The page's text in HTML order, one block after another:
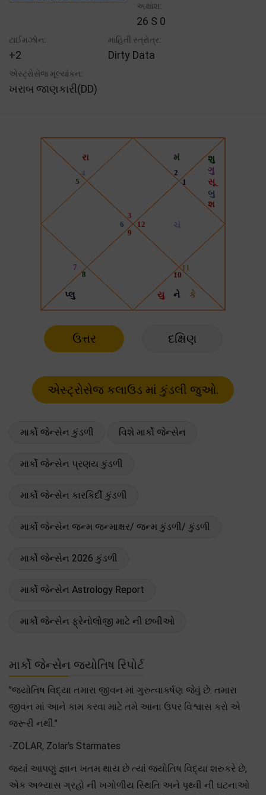
અક્ષાંશ:
26 S 0
ટાઈમઝોન:
+2
માહિતી સ્ત્રોત્ર:
Dirty Data
એસ્ટ્રોસેજ મૂલ્યાંકન:
ખરાબ જાણકારી(DD)
ઉત્તર દક્ષિણ
માર્કો જેન્સેન કુંડળી વિશે માર્કો જેન્સેન
માર્કો જેન્સેન પ્રણય કુંડળી
માર્કો જેન્સેન કારકિર્દી કુંડળી
માર્કો જેન્સેન જન્મ જન્માક્ષર/ જન્મ કુંડળી/ કુંડળી
માર્કો જેન્સેન 2026 કુંડળી
માર્કો જેન્સેન Astrology Report
માર્કો જેન્સેન ફ્રેનોલોજી માટે ની છબીઓ
માર્કો જેન્સેન જ્યોતિષ રિપોર્ટ
"જ્યોતિષ વિદ્યા તમારા જીવન માં ગુરુત્વાકર્ષણ જેવું છે. તમારા
જીવન માં આને કામ કરવા માટે તમે આના ઉપર વિશ્વાસ કરો એ
જરૂરી નથી."
-ZOLAR, Zolar's Starmates
જ્યાં આપણું જ્ઞાન ખતમ થાય છે ત્યાં જ્યોતિષ વિદ્યા શરુકરે છે,
એક અભ્યાસ ગ્રહો ની ખગોળીય સ્થિતિ અને પૃથ્વી ની ઘટનાઓ